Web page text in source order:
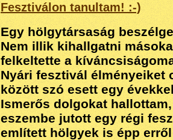
Fesztiválon tanultam! :-)
Egy hölgytársaság
Nem illik kihallgatni
felkeltette a
Nyári fesztivál élményeiket
között szó esett egy
Ismerős dolgokat
eszembe jutott egy régi
említett hölgyek is épp